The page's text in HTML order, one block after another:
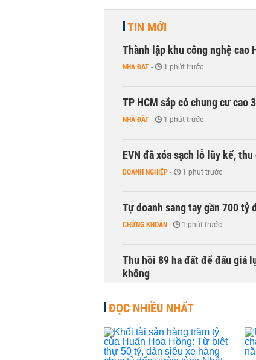
TIN MỚI
Thành lập khu công nghệ cao
NHÀ ĐẤT - 1 phút trước
TP HCM sắp có chung cư cao
NHÀ ĐẤT - 1 phút trước
EVN đã xóa sạch lỗ lũy kế,
DOANH NGHIỆP - 1 phút trước
Tự doanh sang tay gần 700 tỷ
CHỨNG KHOÁN - 1 phút trước
Thu hồi 89 ha đất để đấu giá
không
Dòng tiền ngoại bất ngờ trở
CHỨNG KHOÁN - 1 phút trước
ĐỌC NHIỀU NHẤT